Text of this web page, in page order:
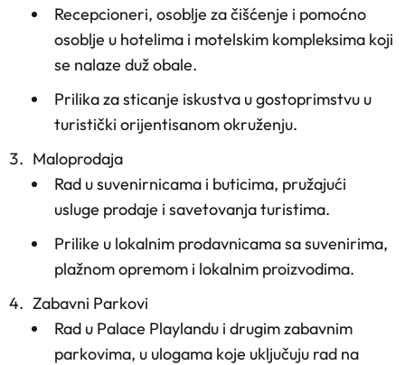
Recepcioneri, osoblje za čišćenje i pomoćno
osoblje u hotelima i motelskim kompleksima koji
se nalaze duž obale.
Prilika za sticanje iskustva u gostoprimstvu u
turistički orijentisanom okruženju.
Maloprodaja
Rad u suvenirnicama i buticima, pružajući
usluge prodaje i savetovanja turistima.
Prilike u lokalnim prodavnicama sa suvenirima,
plažnom opremom i lokalnim proizvodima.
Zabavni Parkovi
Rad u Palace Playlandu i drugim zabavnim
parkovima, u ulogama koje uključuju rad na